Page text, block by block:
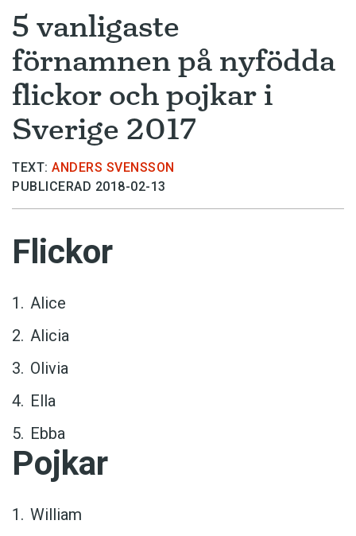
5 vanligaste
förnamnen på nyfödda
flickor och pojkar i
Sverige 2017
TEXT: ANDERS SVENSSON
PUBLICERAD 2018-02-13
Flickor
Alice
Alicia
Olivia
Ella
Ebba
Pojkar
William